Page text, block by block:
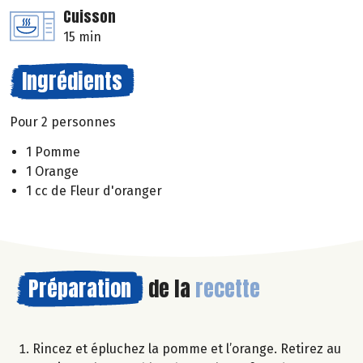
Cuisson
15 min
Ingrédients
Pour 2 personnes
1 Pomme
1 Orange
1 cc de Fleur d'oranger
Préparation de la recette
Rincez et épluchez la pomme et l’orange. Retirez au